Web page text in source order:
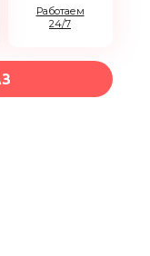
Работаем
24/7